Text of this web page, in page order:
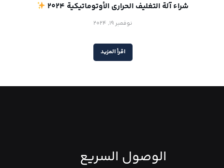
شراء آلة التغليف الحراري الأوتوماتيكية 2024
نوفمبر 19, 2024
اقرأ المزيد
الوصول السريع